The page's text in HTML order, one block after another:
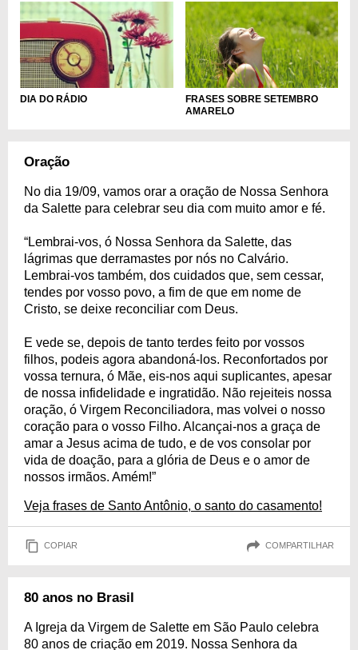
DIA DO RÁDIO
FRASES SOBRE SETEMBRO
AMARELO
Oração
No dia 19/09, vamos orar a oração de Nossa Senhora
da Salette para celebrar seu dia com muito amor e fé.
“Lembrai-vos, ó Nossa Senhora da Salette, das
lágrimas que derramastes por nós no Calvário.
Lembrai-vos também, dos cuidados que, sem cessar,
tendes por vosso povo, a fim de que em nome de
Cristo, se deixe reconciliar com Deus.
E vede se, depois de tanto terdes feito por vossos
filhos, podeis agora abandoná-los. Reconfortados por
vossa ternura, ó Mãe, eis-nos aqui suplicantes, apesar
de nossa infidelidade e ingratidão. Não rejeiteis nossa
oração, ó Virgem Reconciliadora, mas volvei o nosso
coração para o vosso Filho. Alcançai-nos a graça de
amar a Jesus acima de tudo, e de vos consolar por
vida de doação, para a glória de Deus e o amor de
nossos irmãos. Amém!”
Veja frases de Santo Antônio, o santo do casamento!
COPIAR COMPARTILHAR
80 anos no Brasil
A Igreja da Virgem de Salette em São Paulo celebra
80 anos de criação em 2019. Nossa Senhora da